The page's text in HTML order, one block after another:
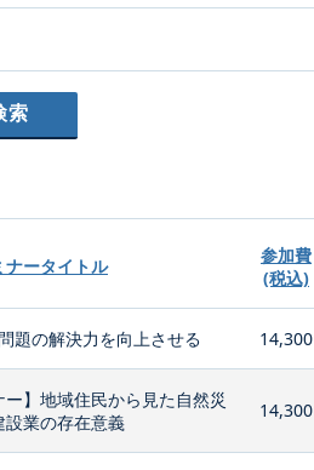
ナータイトル
参加費
(税込)
題の解決力を向上させる 14,300
ー】地域住民から見た自然災
設業の存在意義
14,300